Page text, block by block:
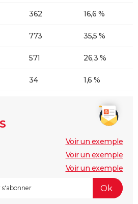
362 16,6 %
773 35,5 %
571 26,3 %
34 1,6 %
Voir un exemple
Voir un exemple
Voir un exemple